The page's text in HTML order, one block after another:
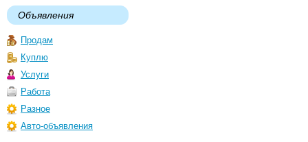
Объявления
Продам
Куплю
Услуги
Работа
Разное
Авто-объявления